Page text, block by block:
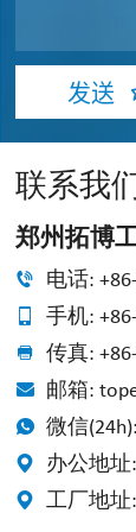
发送
联系我
郑州拓博
电话:
手机:
传真:
邮箱:
微信
办公地址
工厂地址